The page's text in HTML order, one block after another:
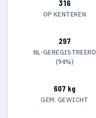
316
OP KENTEKEN
297
NL-GEREGISTREERD
(94%)
607 kg
GEM. GEWICHT